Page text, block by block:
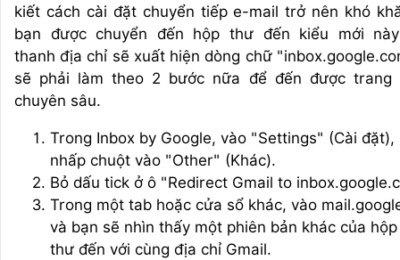
kiết cách cài đặt chuyển tiếp e-mail trở nên khó
bạn được chuyển đến hộp thư đến kiểu mới
thanh địa chỉ sẽ xuất hiện dòng chữ
sẽ phải làm theo 2 bước nữa để đến được trang
chuyên sâu.
Trong Inbox by Google, vào "Settings" (Cài đặt),
nhấp chuột vào "Other" (Khác).
Bỏ dấu tick ở ô "Redirect Gmail to
Trong một tab hoặc cửa sổ khác, vào
và bạn sẽ nhìn thấy một phiên bản khác của hộp
thư đến với cùng địa chỉ Gmail.